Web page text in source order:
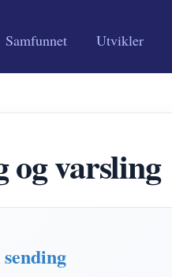
Samfunnet Utvikler
og varsling